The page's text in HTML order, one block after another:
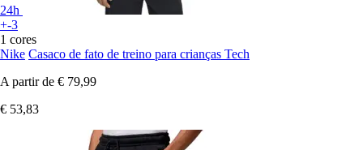
24h
+-3
1 cores
Nike Casaco de fato de treino para crianças Tech
A partir de € 79,99
€ 53,83